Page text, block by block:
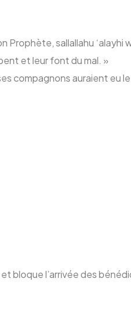
sallallahu ‘alayhi
et leur font du mal. »
compagnons auraient eu
bloque l’arrivée des